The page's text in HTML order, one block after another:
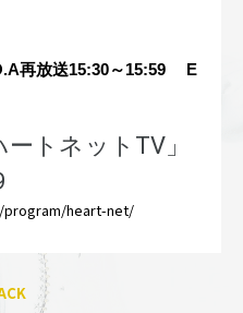
再放送15:30～15:59 E
トネットTV」
program/heart-net/